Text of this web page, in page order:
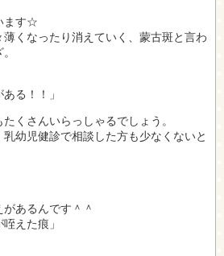
ます☆
くなったり消えていく、蒙古斑と言わ
る！！」
くさんいらっしゃるでしょう。
幼児健診で相談した方も少なくないと
あるんです＾＾
えた痕」